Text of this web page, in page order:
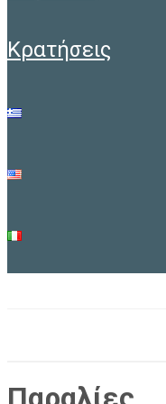
κρατήσεις